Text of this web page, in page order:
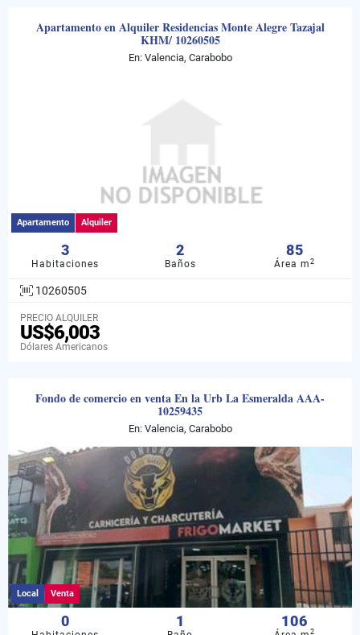
Apartamento en Alquiler Residencias Monte Alegre Tazajal
KHM/ 10260505
En: Valencia, Carabobo
Apartamento Alquiler
3
Habitaciones
2
Baños
85
Área m2
10260505
PRECIO ALQUILER
US$6,003
Dólares Americanos
Fondo de comercio en venta En la Urb La Esmeralda AAA-
10259435
En: Valencia, Carabobo
Local Venta
0 1 106
2